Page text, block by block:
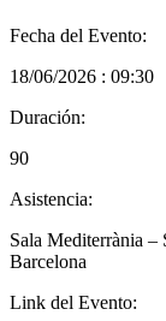
Fecha del Evento:
18/06/2026 : 09:30
Duración:
90
Asistencia:
Sala Mediterrània
Barcelona
Link del Evento: